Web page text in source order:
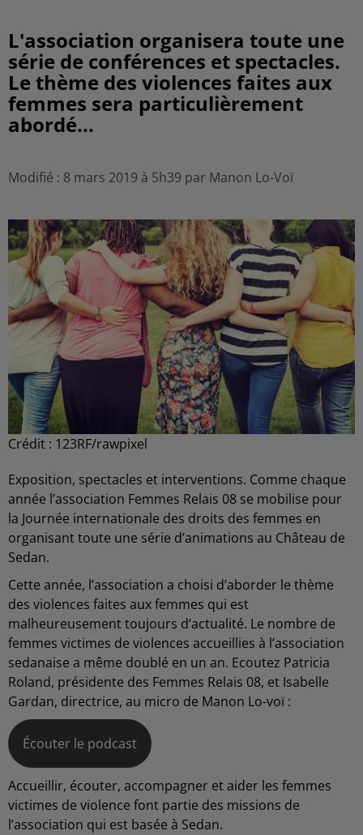
L'association organisera toute une
série de conférences et spectacles.
Le thème des violences faites aux
femmes sera particulièrement
abordé...
Modifié : 8 mars 2019 à 5h39 par Manon Lo-Voï
Crédit : 123RF/rawpixel
Exposition, spectacles et interventions. Comme chaque
année l’association Femmes Relais 08 se mobilise pour
la Journée internationale des droits des femmes en
organisant toute une série d’animations au Château de
Sedan.
Cette année, l’association a choisi d’aborder le thème
des violences faites aux femmes qui est
malheureusement toujours d’actualité. Le nombre de
femmes victimes de violences accueillies à l’association
sedanaise a même doublé en un an. Ecoutez Patricia
Roland, présidente des Femmes Relais 08, et Isabelle
Gardan, directrice, au micro de Manon Lo-voï :
Écouter le podcast
Accueillir, écouter, accompagner et aider les femmes
victimes de violence font partie des missions de
l’association qui est basée à Sedan.